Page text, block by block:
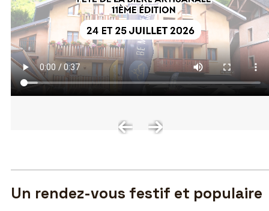
Un rendez-vous festif et populaire